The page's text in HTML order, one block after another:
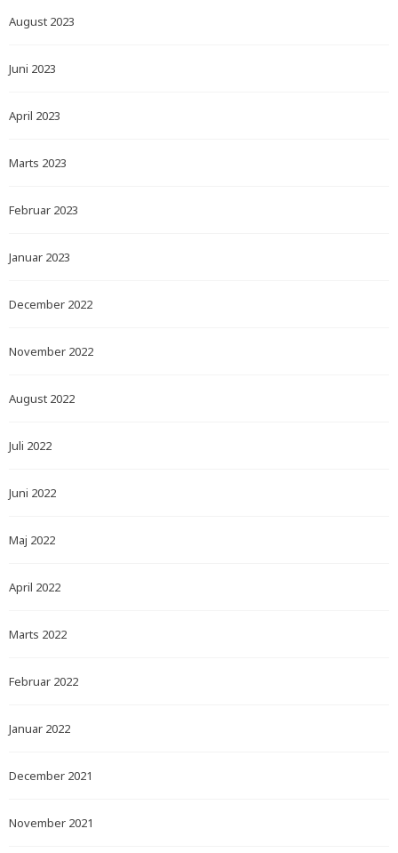
August 2023
Juni 2023
April 2023
Marts 2023
Februar 2023
Januar 2023
December 2022
November 2022
August 2022
Juli 2022
Juni 2022
Maj 2022
April 2022
Marts 2022
Februar 2022
Januar 2022
December 2021
November 2021